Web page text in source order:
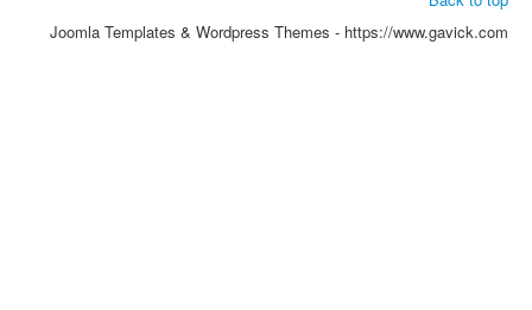
Joomla Templates & Wordpress Themes - https://www.gavick.com